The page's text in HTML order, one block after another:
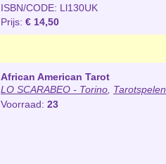
ISBN/CODE: Ll130UK
Prijs: € 14,50
African American Tarot
LO SCARABEO - Torino Tarotspelen
Voorraad: 23